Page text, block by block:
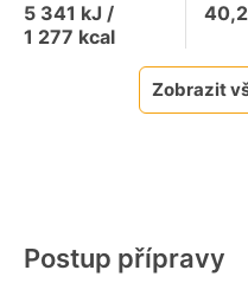
5 341 kJ /
1 277 kcal
Zobrazit
Postup přípravy